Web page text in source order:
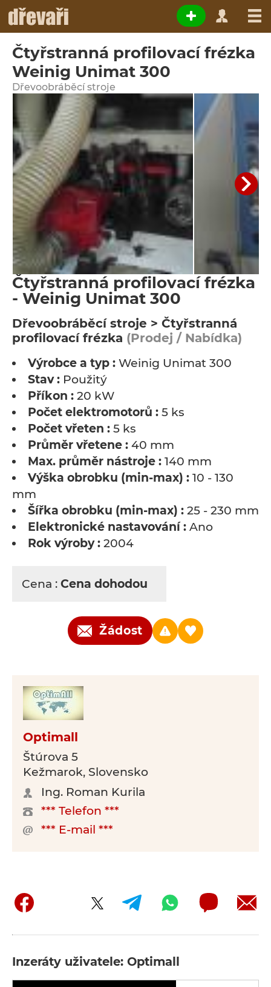
Čtyřstranná profilovací frézka
Weinig Unimat 300
Dřevoobráběcí stroje
Čtyřstranná profilovací frézka
- Weinig Unimat 300
Dřevoobráběcí stroje > Čtyřstranná
profilovací frézka (Prodej / Nabídka)
Výrobce a typ : Weinig Unimat 300
Stav : Použitý
Příkon : 20 kW
Počet elektromotorů : 5 ks
Počet vřeten : 5 ks
Průměr vřetene : 40 mm
Max. průměr nástroje : 140 mm
Výška obrobku (min-max) : 10 - 130
mm
Šířka obrobku (min-max) : 25 - 230 mm
Elektronické nastavování : Ano
Rok výroby : 2004
Cena : Cena dohodou
Žádost
Optimall
Štúrova 5
Kežmarok, Slovensko
Ing. Roman Kurila
*** Telefon ***
*** E-mail ***
Inzeráty uživatele: Optimall